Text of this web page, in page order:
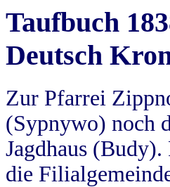
Taufbuch
Deutsch
Zur Pfarrei
(Sypnywo) noch
Jagdhaus
die